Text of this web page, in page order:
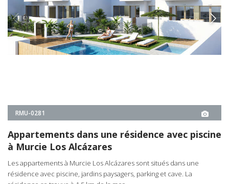
RMU-0281
résidence avec piscine, jardins paysagers, parking et cave. La
résidence se trouve à 1,5 km de la mer.
LOS ALCÁZARES -MURCIE 2, 3 2
2 €270.000 3 €310.000
À PARTIR DE